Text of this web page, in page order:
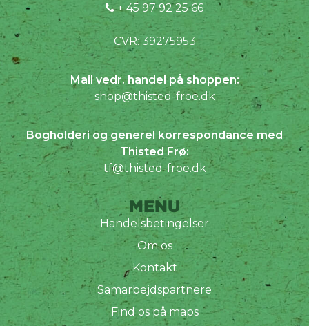
+ 45 97 92 25 66
CVR: 39275953
Mail vedr. handel på shoppen:
shop@thisted-froe.dk
Bogholderi og generel korrespondance med
Thisted Frø:
tf@thisted-froe.dk
MENU
Handelsbetingelser
Om os
Kontakt
Samarbejdspartnere
Find os på maps